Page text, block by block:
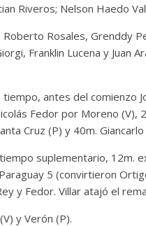
Riveros; Nelson Haedo
Roberto Rosales, Grenddy
Franklin Lucena y Juan
tiempo, antes del comienzo
Fedor por Moreno (V),
Cruz (P) y 40m.
suplementario, 12m.
5 (convirtieron
y Fedor. Villar atajó el
y Verón (P).